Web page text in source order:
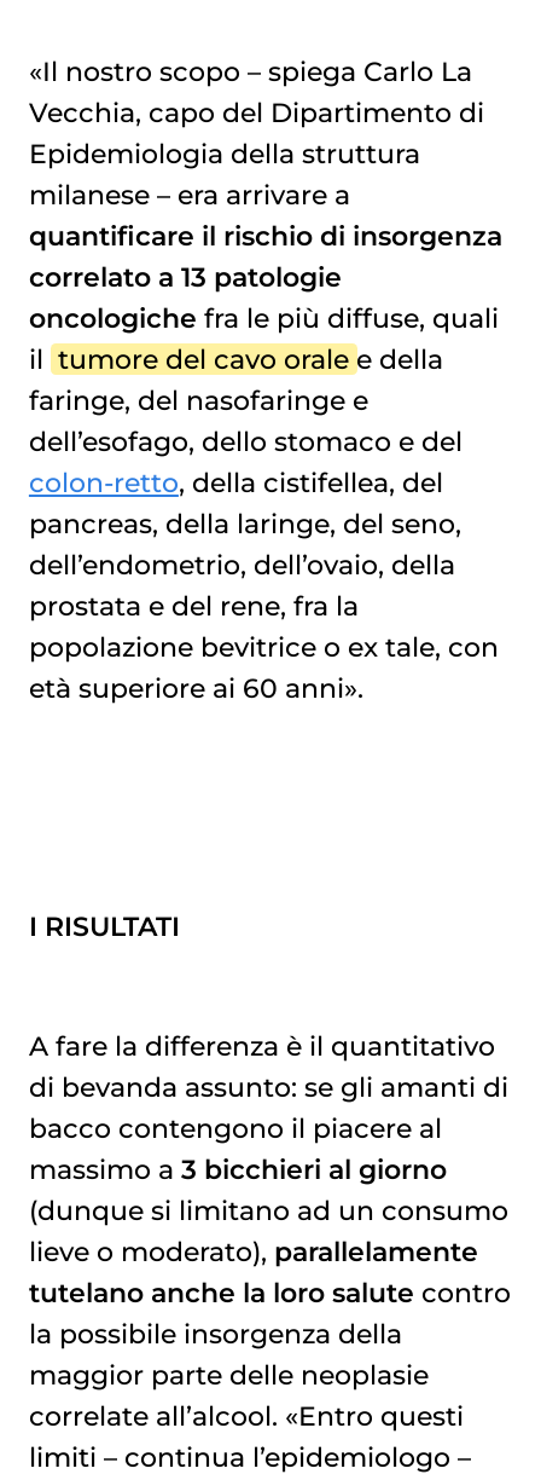
«Il nostro scopo – spiega Carlo La
Vecchia, capo del Dipartimento di
Epidemiologia della struttura
milanese – era arrivare a
quantificare il rischio di insorgenza
correlato a 13 patologie
oncologiche fra le più diffuse, quali
il tumore del cavo orale e della
faringe, del nasofaringe e
dell’esofago, dello stomaco e del
colon-retto, della cistifellea, del
pancreas, della laringe, del seno,
dell’endometrio, dell’ovaio, della
prostata e del rene, fra la
popolazione bevitrice o ex tale, con
età superiore ai 60 anni».
I RISULTATI
A fare la differenza è il quantitativo
di bevanda assunto: se gli amanti di
bacco contengono il piacere al
massimo a 3 bicchieri al giorno
(dunque si limitano ad un consumo
lieve o moderato), parallelamente
tutelano anche la loro salute contro
la possibile insorgenza della
maggior parte delle neoplasie
correlate all’alcool. «Entro questi
limiti – continua l’epidemiologo –